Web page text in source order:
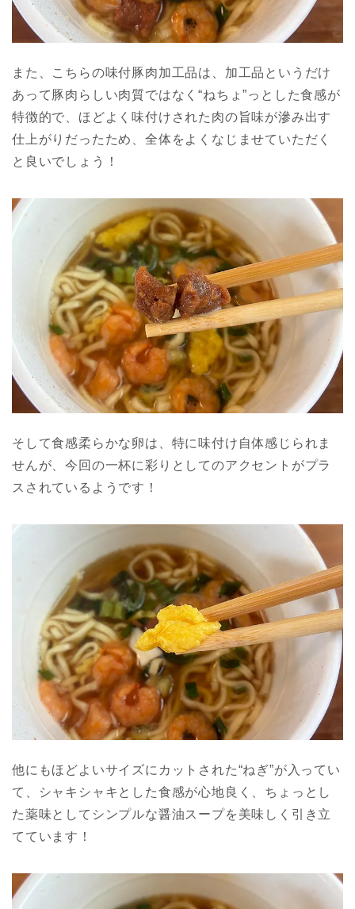
また、こちらの味付豚肉加工品は、加工品というだけ
あって豚肉らしい肉質ではなく“ねちょ”っとした食感が
特徴的で、ほどよく味付けされた肉の旨味が滲み出す
仕上がりだったため、全体をよくなじませていただく
と良いでしょう！
そして食感柔らかな卵は、特に味付け自体感じられま
せんが、今回の一杯に彩りとしてのアクセントがプラ
スされているようです！
他にもほどよいサイズにカットされた“ねぎ”が入ってい
て、シャキシャキとした食感が心地良く、ちょっとし
た薬味としてシンプルな醤油スープを美味しく引き立
てています！